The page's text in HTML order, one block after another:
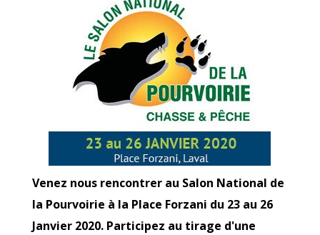
Venez nous rencontrer au Salon National de
la Pourvoirie à la Place Forzani du 23 au 26
Janvier 2020. Participez au tirage d'une